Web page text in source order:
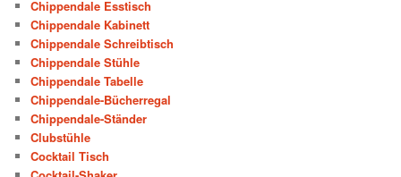
Chippendale Esstisch
Chippendale Kabinett
Chippendale Schreibtisch
Chippendale Stühle
Chippendale Tabelle
Chippendale-Bücherregal
Chippendale-Ständer
Clubstühle
Cocktail Tisch